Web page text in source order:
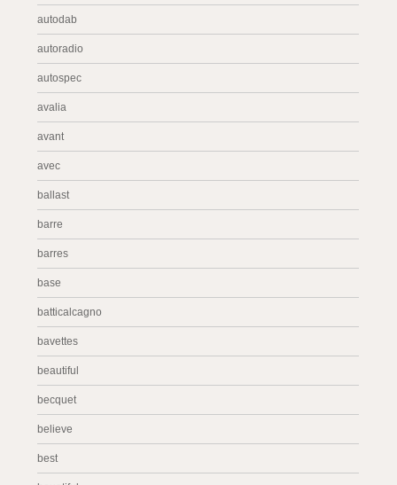
autodab
autoradio
autospec
avalia
avant
avec
ballast
barre
barres
base
batticalcagno
bavettes
beautiful
becquet
believe
best